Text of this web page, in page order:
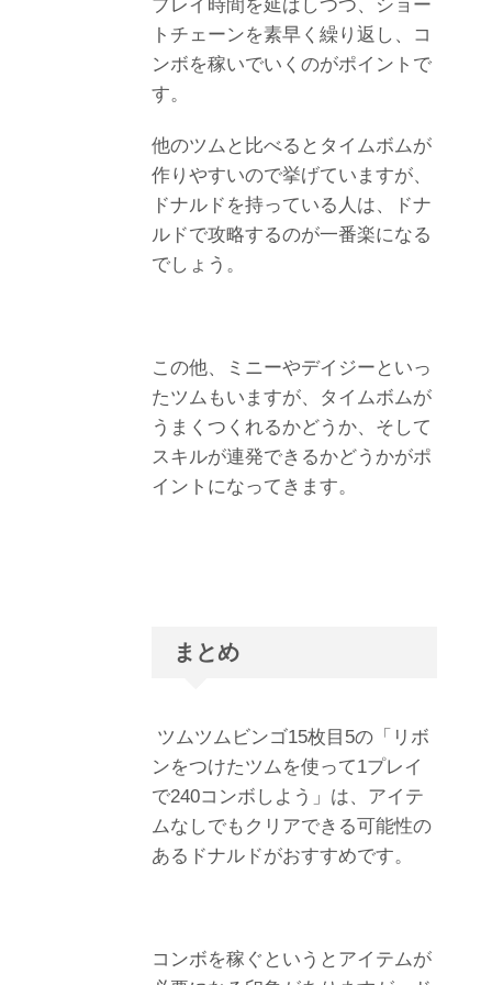
プレイ時間を延ばしつつ、ショー
トチェーンを素早く繰り返し、コ
ンボを稼いでいくのがポイントで
す。
他のツムと比べるとタイムボムが
作りやすいので挙げていますが、
ドナルドを持っている人は、ドナ
ルドで攻略するのが一番楽になる
でしょう。
この他、ミニーやデイジーといっ
たツムもいますが、タイムボムが
うまくつくれるかどうか、そして
スキルが連発できるかどうかがポ
イントになってきます。
まとめ
ツムツムビンゴ15枚目5の「リボ
ンをつけたツムを使って1プレイ
で240コンボしよう」は、アイテ
ムなしでもクリアできる可能性の
あるドナルドがおすすめです。
コンボを稼ぐというとアイテムが